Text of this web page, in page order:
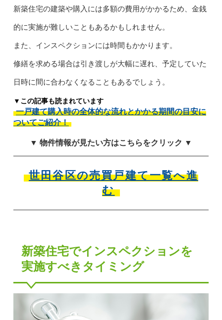
新築住宅の建築や購入には多額の費用がかかるため、金銭
的に実施が難しいこともあるかもしれません。
また、インスペクションには時間もかかります。
修繕を求める場合は引き渡しが大幅に遅れ、予定していた
日時に間に合わなくなることもあるでしょう。
▼この記事も読まれています
一戸建て購入時の全体的な流れとかかる期間の目安に
ついてご紹介！
▼ 物件情報が見たい方はこちらをクリック ▼
世田谷区の売買戸建て一覧へ進
む
新築住宅でインスペクションを
実施すべきタイミング